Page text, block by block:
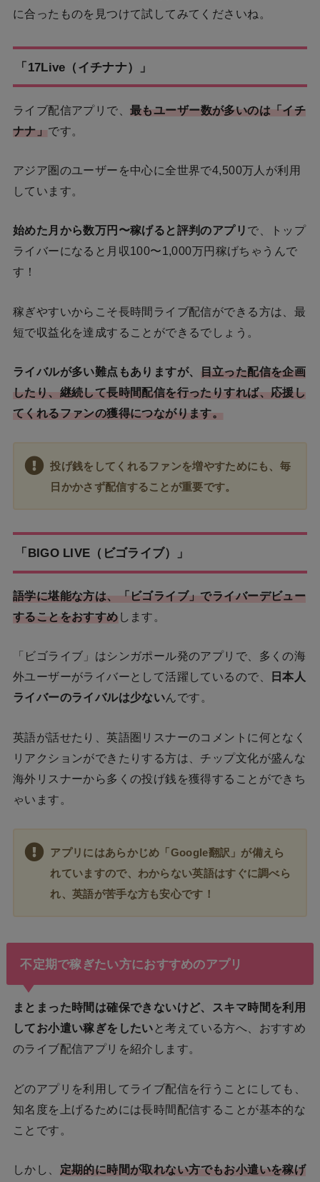
に合ったものを見つけて試してみてくださいね。
「17Live（イチナナ）」
ライブ配信アプリで、最もユーザー数が多いのは「イチ
ナナ」 です。
アジア圏のユーザーを中心に全世界で4,500万人が利用
しています。
始めた月から数万円〜稼げると評判のアプリ で、トップ
ライバーになると月収100〜1,000万円稼げちゃうんで
す！
稼ぎやすいからこそ長時間ライブ配信ができる方は、最
短で収益化を達成することができるでしょう。
ライバルが多い難点もありますが、
目立った配信を企画
したり、継続して長時間配信を行ったりすれば、応援し
てくれるファンの獲得につながります。
投げ銭をしてくれるファンを増やすためにも、毎
日かかさず配信することが重要です。
「BIGO LIVE（ビゴライブ）」
語学に堪能な方は、「ビゴライブ」でライバーデビュー
することをおすすめ します。
「ビゴライブ」はシンガポール発のアプリで、多くの海
外ユーザーがライバーとして活躍しているので、
日本人
ライバーのライバルは少ないんです。
英語が話せたり、英語圏リスナーのコメントに何となく
リアクションができたりする方は、チップ文化が盛んな
海外リスナーから多くの投げ銭を獲得することができち
ゃいます。
アプリにはあらかじめ「Google翻訳」が備えら
れていますので、わからない英語はすぐに調べら
れ、英語が苦手な方も安心です！
不定期で稼ぎたい方におすすめのアプリ
まとまった時間は確保できないけど、スキマ時間を利用
してお小遣い稼ぎをしたい と考えている方へ、おすすめ
のライブ配信アプリを紹介します。
どのアプリを利用してライブ配信を行うことにしても、
知名度を上げるためには長時間配信することが基本的な
ことです。
しかし、 定期的に時間が取れない方でもお小遣いを稼げ